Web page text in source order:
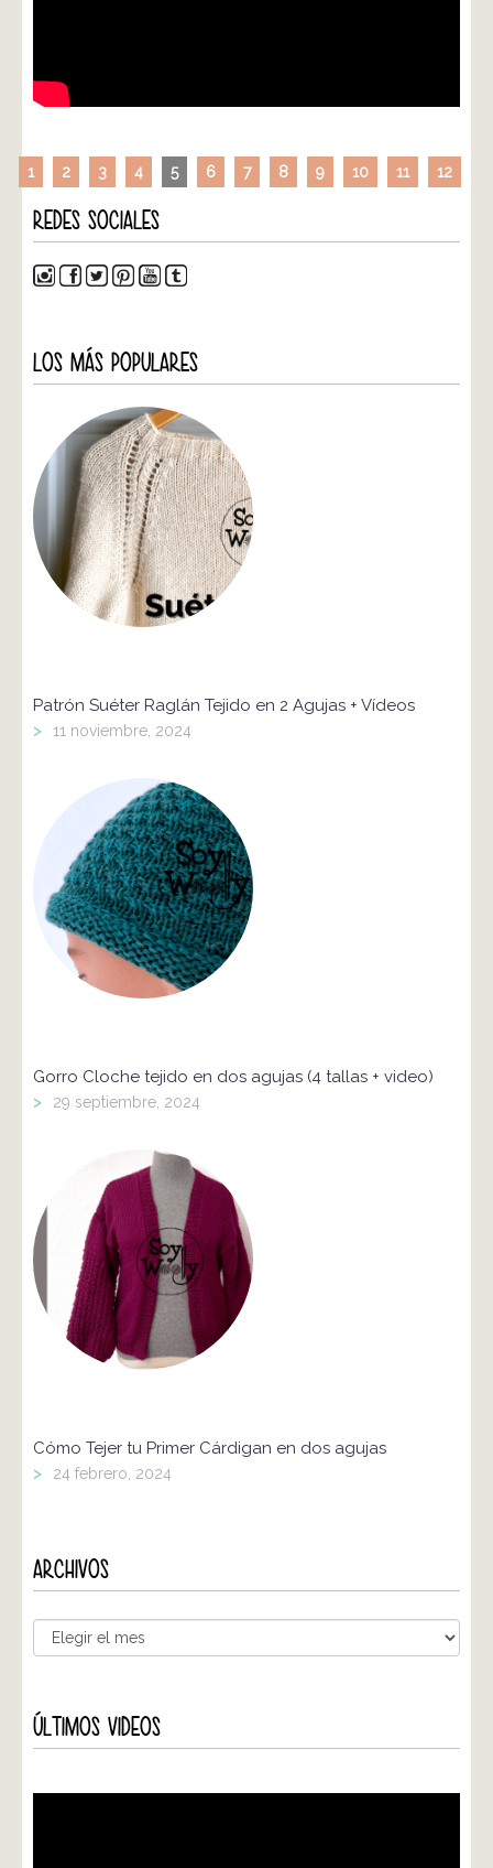
1 2 3 4 5 6 7 8 9 10 11 12
REDES SOCIALES
LOS MÁS POPULARES
Patrón Suéter Raglán Tejido en 2 Agujas + Vídeos
> 11 noviembre, 2024
Gorro Cloche tejido en dos agujas (4 tallas + video)
> 29 septiembre, 2024
Cómo Tejer tu Primer Cárdigan en dos agujas
> 24 febrero, 2024
ARCHIVOS
ÚLTIMOS VIDEOS